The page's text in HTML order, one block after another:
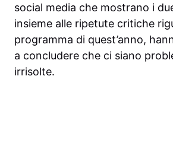
social media che mostrano i
insieme alle ripetute critiche
programma di quest’anno,
a concludere che ci siano
irrisolte.